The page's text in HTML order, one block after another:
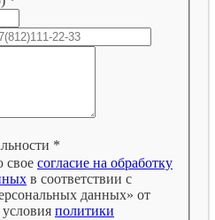
*
свое согласие на обработку
в соответствии с
данных» от
политики